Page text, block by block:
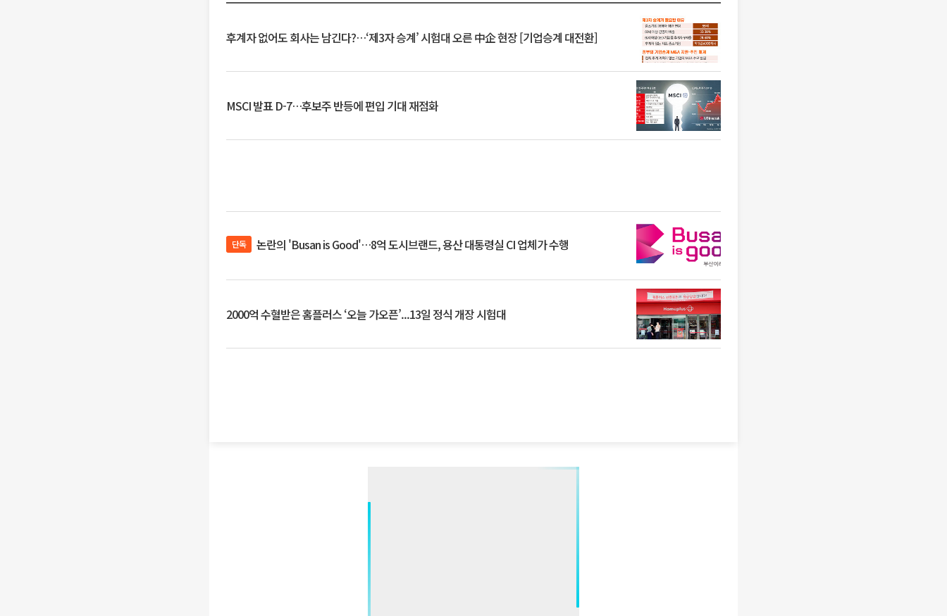
후계자 없어도 회사는 남긴다?…‘제3자 승계’ 시험대 오른 中企 현장 [기업승계 대전환]
MSCI 발표 D-7…후보주 반등에 편입 기대 재점화
단독 논란의 'Busan is Good'…8억 도시브랜드, 용산 대통령실 CI 업체가 수행
2000억 수혈받은 홈플러스 ‘오늘 가오픈’...13일 정식 개장 시험대